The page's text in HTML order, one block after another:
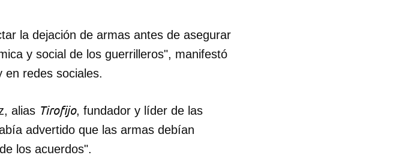
la dejación de armas antes de asegurar
y social de los guerrilleros", manifestó
en redes sociales.
alias Tirofijo, fundador y líder de las
advertido que las armas debían
los acuerdos".